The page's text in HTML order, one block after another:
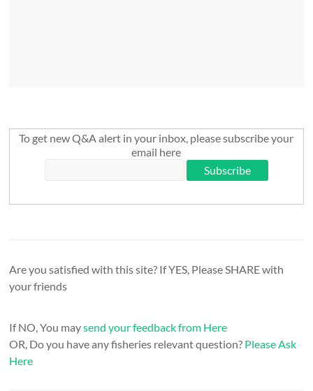
To get new Q&A alert in your inbox, please subscribe your
email here
Are you satisfied with this site? If YES, Please SHARE with
your friends
If NO, You maysend your feedback from Here
OR, Do you have any fisheries relevant question? Please Ask
Here